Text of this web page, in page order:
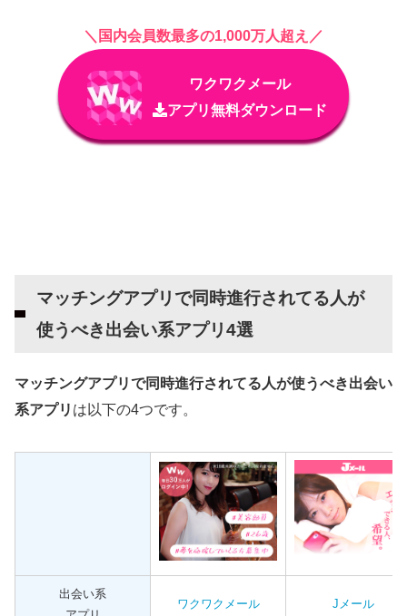
＼国内会員数最多の1,000万人超え／
ワクワクメール
アプリ無料ダウンロード
マッチングアプリで同時進行されてる人が
使うべき出会い系アプリ4選
マッチングアプリで同時進行されてる人が使うべき出会い
系アプリ は以下の4つです。
出会い系
ワクワクメール Jメール